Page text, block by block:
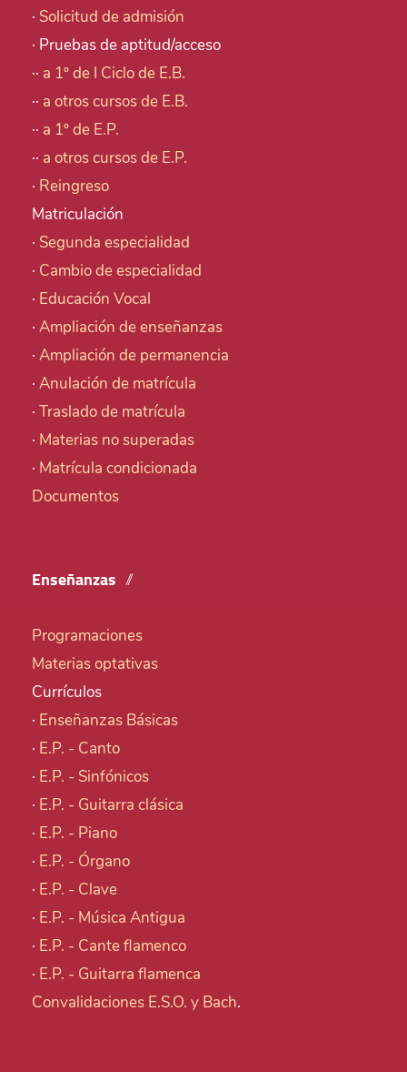
· Solicitud de admisión
· Pruebas de aptitud/acceso
·· a 1º de I Ciclo de E.B.
·· a otros cursos de E.B.
·· a 1º de E.P.
·· a otros cursos de E.P.
· Reingreso
Matriculación
· Segunda especialidad
· Cambio de especialidad
· Educación Vocal
· Ampliación de enseñanzas
· Ampliación de permanencia
· Anulación de matrícula
· Traslado de matrícula
· Materias no superadas
· Matrícula condicionada
Documentos
Enseñanzas
Programaciones
Materias optativas
Currículos
· Enseñanzas Básicas
· E.P. - Canto
· E.P. - Sinfónicos
· E.P. - Guitarra clásica
· E.P. - Piano
· E.P. - Órgano
· E.P. - Clave
· E.P. - Música Antigua
· E.P. - Cante flamenco
· E.P. - Guitarra flamenca
Convalidaciones E.S.O. y Bach.